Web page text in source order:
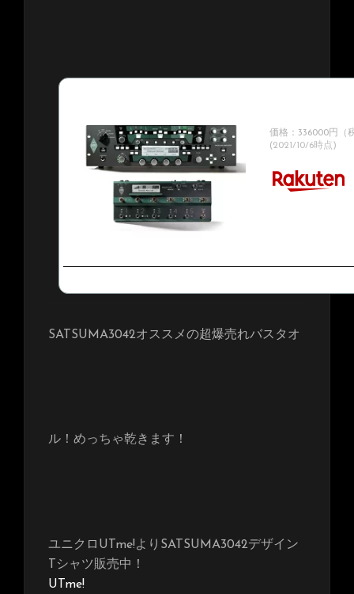
価格：336000円（
(2021/10/6時点)
SATSUMA3042オススメの超爆売れバスタオ
ル！めっちゃ乾きます！
ユニクロUTme!よりSATSUMA3042デザイン
Tシャツ販売中！
UTme!